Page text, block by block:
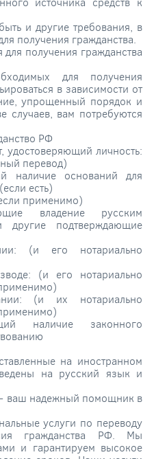
и другие требования, в
получения гражданства.
получения гражданства
для получения
в зависимости от
упрощенный порядок и
случаев, вам потребуются
РФ
удостоверяющий личность:
перевод)
наличие оснований для
есть)
применимо)
владение русским
другие подтверждающие
(и его нотариально
(и его нотариально
(и их нотариально
наличие законного
на иностранном
на русский язык и
ваш надежный помощник в
услуги по переводу
гражданства РФ. Мы
и гарантируем высокое